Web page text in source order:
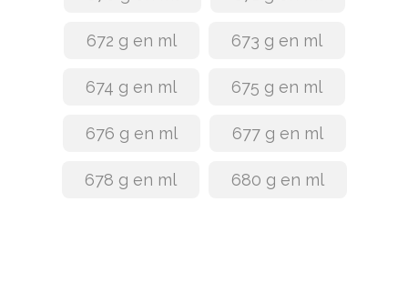
672 g en ml 673 g en ml
674 g en ml 675 g en ml
676 g en ml 677 g en ml
678 g en ml 680 g en ml